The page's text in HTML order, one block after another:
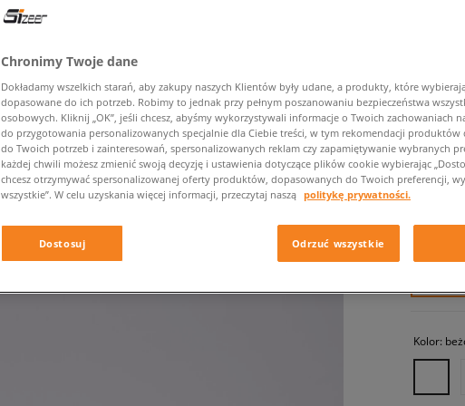
NIKE
męskie,
Kolor:
Chronimy Twoje dane
Dokładamy wszelkich starań, aby zakupy naszych Klientów były udane, a produkty, które
dopasowane do ich potrzeb. Robimy to jednak przy pełnym poszanowaniu bezpieczeństwa
osobowych. Kliknij „OK”, jeśli chcesz, abyśmy wykorzystywali informacje o Twoich zachowaniach
do przygotowania personalizowanych specjalnie dla Ciebie treści, w tym rekomendacji produktów
do Twoich potrzeb i zainteresowań, spersonalizowanych reklam czy zapamiętywanie wybranych
każdej chwili możesz zmienić swoją decyzję i ustawienia dotyczące plików cookie wybierając
chcesz otrzymywać spersonalizowanej oferty produktów, dopasowanych do Twoich preferencji,
wszystkie”. W celu uzyskania więcej informacji, przeczytaj naszą politykę prywatności.
Dostosuj Odrzuć wszystkie